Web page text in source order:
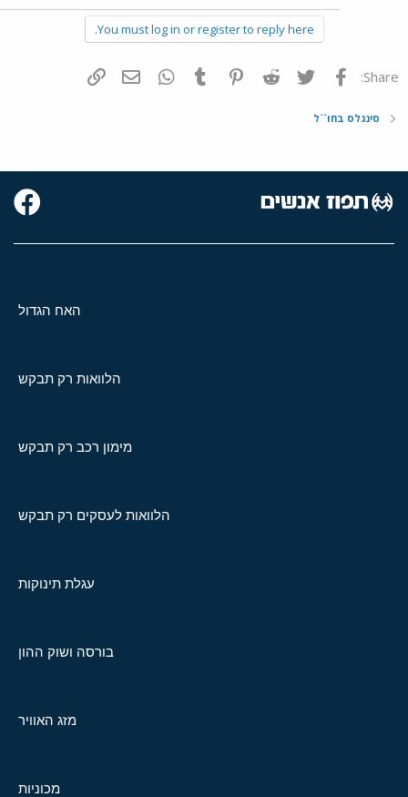
You must log in or register to reply here.
Share: פייסבוק Twitter
Reddit
Pinterest
Tumblr
WhatsAppדואר אלקטרוני
סינגלס בחו``ל
האח הגדול
הלוואות רק תבקש
מימון רכב רק תבקש
הלוואות לעסקים רק תבקש
עגלת תינוקות
בורסה ושוק ההון
מזג האוויר
מכוניות